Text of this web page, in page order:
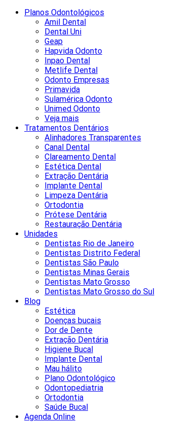
Planos Odontológicos
Amil Dental
Dental Uni
Geap
Hapvida Odonto
Inpao Dental
Metlife Dental
Odonto Empresas
Primavida
Sulamérica Odonto
Unimed Odonto
Veja mais
Tratamentos Dentários
Alinhadores Transparentes
Canal Dental
Clareamento Dental
Estética Dental
Extração Dentária
Implante Dental
Limpeza Dentária
Ortodontia
Prótese Dentária
Restauração Dentária
Unidades
Dentistas Rio de Janeiro
Dentistas Distrito Federal
Dentistas São Paulo
Dentistas Minas Gerais
Dentistas Mato Grosso
Dentistas Mato Grosso do Sul
Blog
Estética
Doenças bucais
Dor de Dente
Extração Dentária
Higiene Bucal
Implante Dental
Mau hálito
Plano Odontológico
Odontopediatria
Ortodontia
Saúde Bucal
Agenda Online